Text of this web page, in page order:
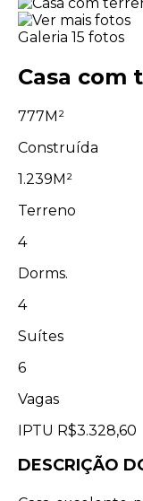
Galeria 15 fotos
Casa com
777M²
Construída
1.239M²
Terreno
4
Dorms.
4
Suítes
6
Vagas
IPTU R$3.328,60
DESCRIÇÃO